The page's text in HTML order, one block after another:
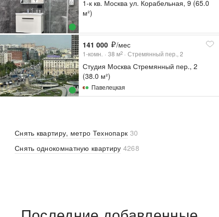
1-к кв. Москва ул. Корабельная, 9 (65.0
м²)
141 000 /мес
1-комн. 38 м2 Стремянный пер., 2
Студия Москва Стремянный пер., 2
(38.0 м²)
Павелецкая
Снять квартиру, метро Технопарк 30
Снять однокомнатную квартиру 4268